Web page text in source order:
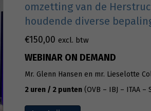
omzetting van de
houdende diverse
€150,00 excl. btw
WEBINAR ON DEMAND
Mr. Glenn Hansen en mr. Lieselotte
2 uren / 2 punten(OVB – IBJ – ITAA –